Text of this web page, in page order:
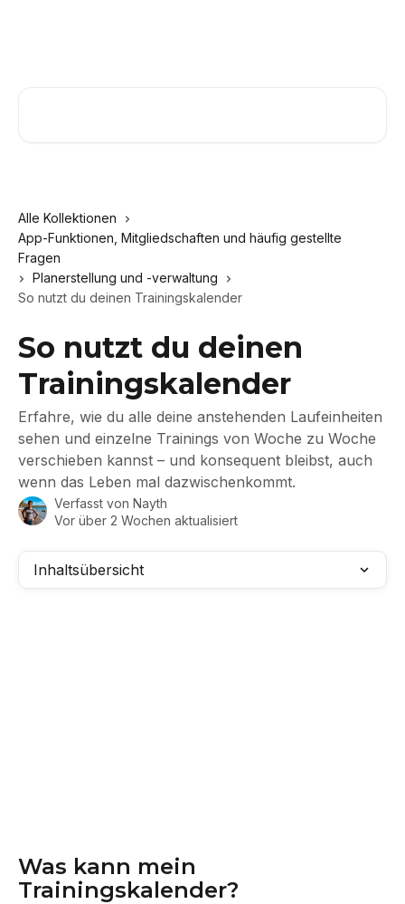
Alle Kollektionen
App-Funktionen, Mitgliedschaften und häufig gestellte
Fragen
Planerstellung und -verwaltung
So nutzt du deinen Trainingskalender
So nutzt du deinen
Trainingskalender
Erfahre, wie du alle deine anstehenden Laufeinheiten
sehen und einzelne Trainings von Woche zu Woche
verschieben kannst – und konsequent bleibst, auch
wenn das Leben mal dazwischenkommt.
Verfasst von Nayth
Vor über 2 Wochen aktualisiert
Inhaltsübersicht
Was kann mein
Trainingskalender?